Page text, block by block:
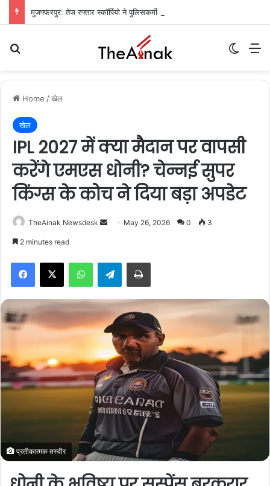
Home /खेल
खेल
IPL 2027 में क्या मैदान पर वापसी
करेंगे एमएस धोनी? चेन्नई सुपर
किंग्स के कोच ने दिया बड़ा अपडेट
TheAinak Newsdesk
a
m
l
May 26, 2026 0 3
2 minutes read
Telegram
प्रतीकात्मक तस्वीर